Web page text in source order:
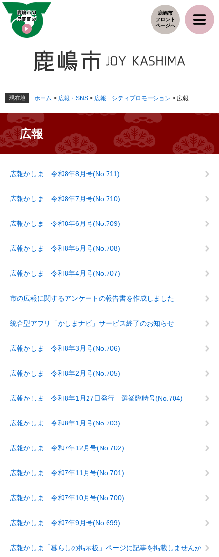
ペ
メ
鹿嶋市
フロント
ページへ
現在地 ホーム > 広報・SNS > 広報・シティプロモーション > 広報
広報
文広報かしま 令和8年8月号(No.711)
広報かしま 令和8年7月号(No.710)
広報かしま 令和8年6月号(No.709)
広報かしま 令和8年5月号(No.708)
広報かしま 令和8年4月号(No.707)
市の広報に関するアンケートの報告書を作成しました
統合型アプリ「かしまナビ」サービス終了のお知らせ
広報かしま 令和8年3月号(No.706)
広報かしま 令和8年2月号(No.705)
広報かしま 令和8年1月27日発行 選挙臨時号(No.704)
広報かしま 令和8年1月号(No.703)
広報かしま 令和7年12月号(No.702)
広報かしま 令和7年11月号(No.701)
広報かしま 令和7年10月号(No.700)
広報かしま 令和7年9月号(No.699)
広報かしま「暮らしの掲示板」ページに記事を掲載しませんか